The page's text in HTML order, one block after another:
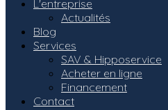
L'entreprise
Actualités
Blog
Services
SAV & Hipposervice
Acheter en ligne
Financement
Contact